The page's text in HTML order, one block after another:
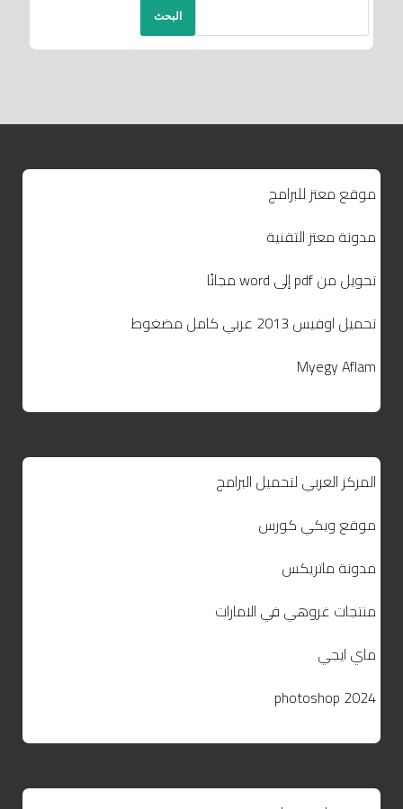
البحث
موقع معتز للبرامج
مدونة معتز التقنية
تحويل من pdf إلى word مجانًا
تحميل اوفيس 2013 عربي كامل مضغوط
Myegy Aflam
المركز العربي لتحميل البرامج
موقع ويكي كورس
مدونة ماتريكس
منتجات غروهي في الامارات
ماي ايجي
photoshop 2024